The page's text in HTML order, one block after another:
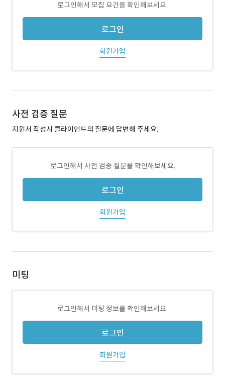
로그인해서 모집 요건을 확인해보세요.
로그인
회원가입
사전 검증 질문
지원서 작성시 클라이언트의 질문에 답변해 주세요.
로그인해서 사전 검증 질문을 확인해보세요.
로그인
회원가입
미팅
로그인해서 미팅 정보를 확인해보세요.
로그인
회원가입